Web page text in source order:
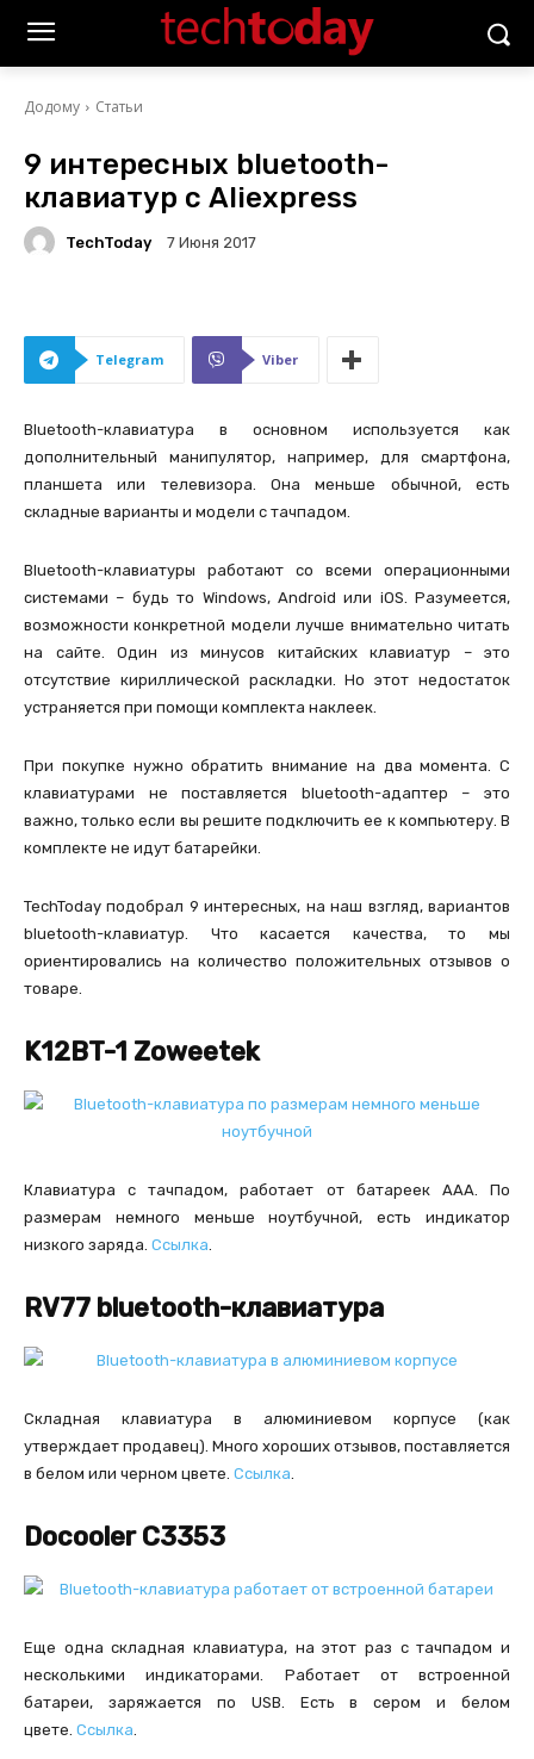
Додому Статьи
9 интересных bluetooth-
клавиатур с Aliexpress
TechToday 7 Июня 2017
Telegram Viber
Bluetooth-клавиатура в основном используется как
дополнительный манипулятор, например, для смартфона,
планшета или телевизора. Она меньше обычной, есть
складные варианты и модели с тачпадом.
Bluetooth-клавиатуры работают со всеми операционными
системами – будь то Windows, Android или iOS. Разумеется,
возможности конкретной модели лучше внимательно читать
на сайте. Один из минусов китайских клавиатур – это
отсутствие кириллической раскладки. Но этот недостаток
устраняется при помощи комплекта наклеек.
При покупке нужно обратить внимание на два момента. С
клавиатурами не поставляется bluetooth-адаптер – это
важно, только если вы решите подключить ее к компьютеру. В
комплекте не идут батарейки.
TechToday подобрал 9 интересных, на наш взгляд, вариантов
bluetooth-клавиатур. Что касается качества, то мы
ориентировались на количество положительных отзывов о
товаре.
K12BT-1 Zoweetek
Клавиатура с тачпадом, работает от батареек AAA. По
размерам немного меньше ноутбучной, есть индикатор
низкого заряда. Ссылка.
RV77 bluetooth-клавиатура
Складная клавиатура в алюминиевом корпусе (как
утверждает продавец). Много хороших отзывов, поставляется
в белом или черном цвете. Ссылка.
Docooler C3353
Еще одна складная клавиатура, на этот раз с тачпадом и
несколькими индикаторами. Работает от встроенной
батареи, заряжается по USB. Есть в сером и белом
цвете. Ссылка.